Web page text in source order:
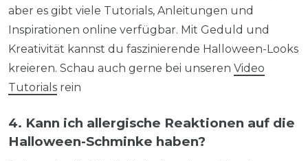
aber es gibt viele Tutorials, Anleitungen und
Inspirationen online verfügbar. Mit Geduld und
Kreativität kannst du faszinierende Halloween-Looks
kreieren. Schau auch gerne bei unseren Video
Tutorials rein
4. Kann ich allergische Reaktionen auf die
Halloween-Schminke haben?